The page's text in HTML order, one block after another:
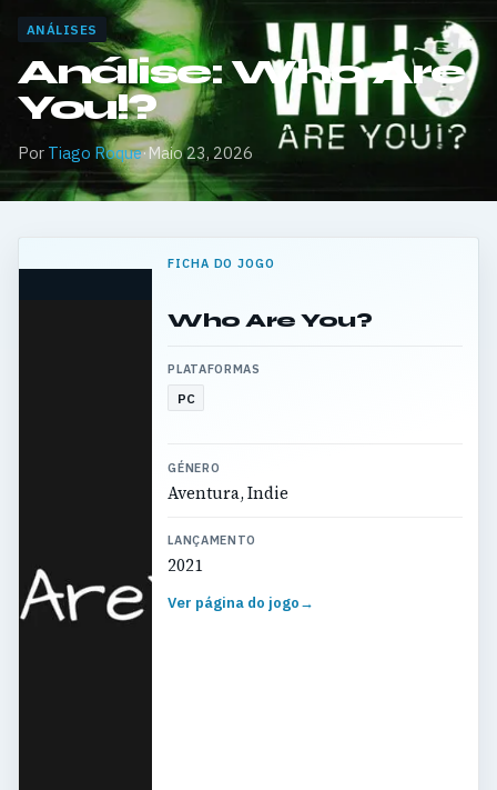
ANÁLISES
Análise: Who Are
You!?
Por Tiago Roque·Maio 23, 2026
FICHA DO JOGO
Who Are You?
PLATAFORMAS
PC
GÉNERO
Aventura, Indie
LANÇAMENTO
2021
Ver página do jogo→